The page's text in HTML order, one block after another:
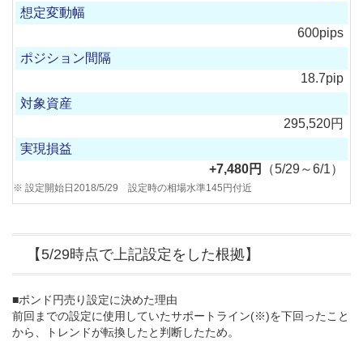
600pips
18.7pip
295,520円
+7,480円 （5/29～6/1）
設定開始日2018/5/29 設定時の相場水準145円付近
【5/29時点で上記設定をした根拠】
■ポンド円売り設定に決めた理由
前回までの設定に使用していたサポートライン(※)を下回ったこと
から、トレンドが転換したと判断したため。